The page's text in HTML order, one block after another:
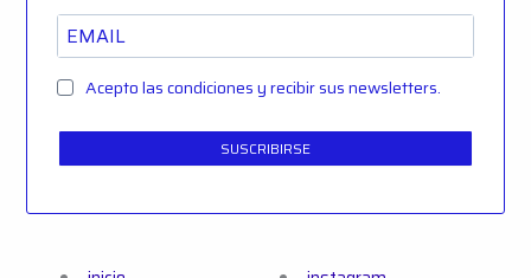
Acepto las condiciones y recibir sus newsletters.
SUSCRIBIRSE